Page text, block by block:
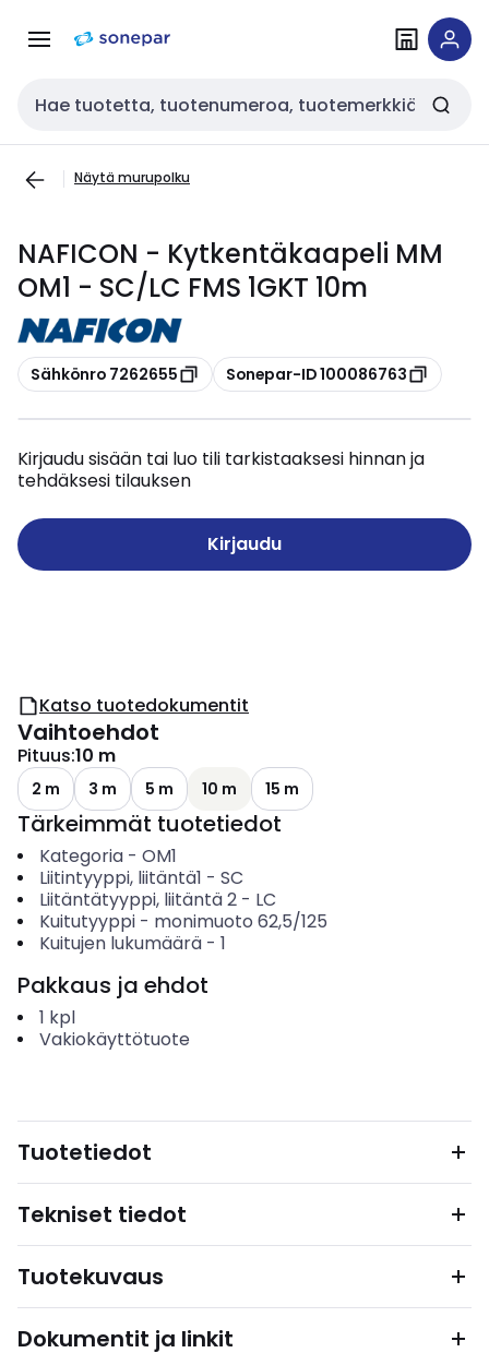
navigointiinsisältöön
Haku
Näytä murupolku
NAFICON - Kytkentäkaapeli MM
OM1 - SC/LC FMS 1GKT 10m
Kopioi
Sähkönro 7262655 Kopioi
Sonepar-ID 100086763
Kirjaudu sisään tai luo tili tarkistaaksesi hinnan ja
tehdäksesi tilauksen
Kirjaudu
Katso tuotedokumentit
Vaihtoehdot
Pituus:10 m
2 m 3 m 5 m 10 m 15 m
Tärkeimmät tuotetiedot
Kategoria- OM1
Liitintyyppi, liitäntä1 - SC
Liitäntätyyppi, liitäntä 2- LC
Kuitutyyppi- monimuoto 62,5/125
Kuitujen lukumäärä- 1
Pakkaus ja ehdot
1 kpl
Vakiokäyttötuote
Tuotetiedot
Tekniset tiedot
Tuotekuvaus
Dokumentit ja linkit